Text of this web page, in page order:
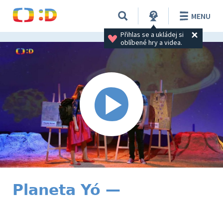
Přihlas se a ukládej si
oblíbené hry a videa.
MENU
Planeta Yó —